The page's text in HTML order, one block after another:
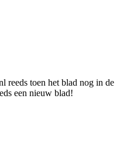
reeds toen het blad nog in de
een nieuw blad!